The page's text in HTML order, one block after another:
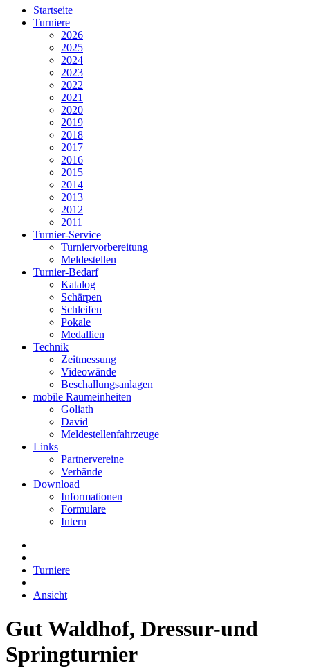
Startseite
Turniere
2026
2025
2024
2023
2022
2021
2020
2019
2018
2017
2016
2015
2014
2013
2012
2011
Turnier-Service
Turniervorbereitung
Meldestellen
Turnier-Bedarf
Katalog
Schärpen
Schleifen
Pokale
Medallien
Technik
Zeitmessung
Videowände
Beschallungsanlagen
mobile Raumeinheiten
Goliath
David
Meldestellenfahrzeuge
Links
Partnervereine
Verbände
Download
Informationen
Formulare
Intern
Turniere
Ansicht
Gut Waldhof, Dressur-und
Springturnier